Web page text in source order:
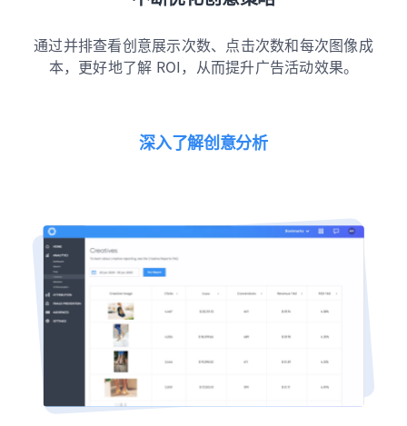
通过并排查看创意展示次数、点击次数和每次图像成
本，更好地了解 ROI，从而提升广告活动效果。
深入了解创意分析